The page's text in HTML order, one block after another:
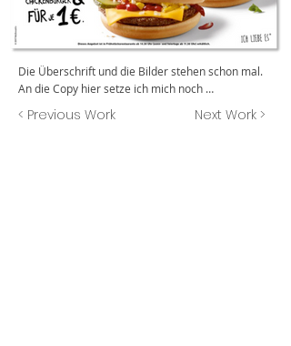
Die Überschrift und die Bilder stehen schon mal.
An die Copy hier setze ich mich noch …
< Previous Work Next Work >